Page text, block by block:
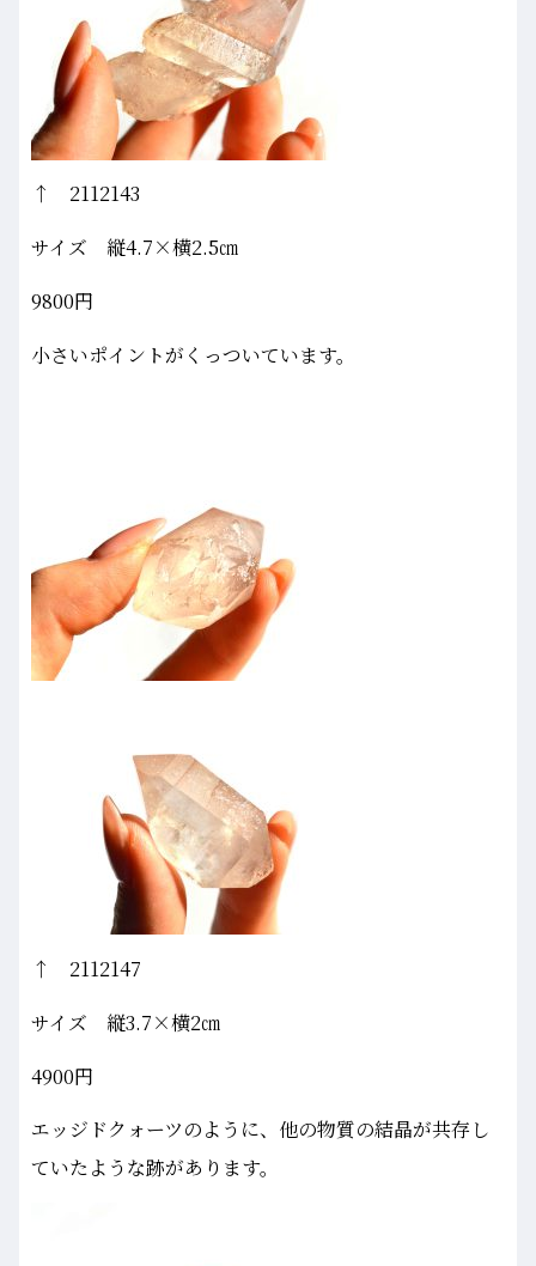
↑ 2112143
サイズ 縦4.7×横2.5㎝
9800円
小さいポイントがくっついています。
↑ 2112147
サイズ 縦3.7×横2㎝
4900円
エッジドクォーツのように、他の物質の結晶が共存し
ていたような跡があります。